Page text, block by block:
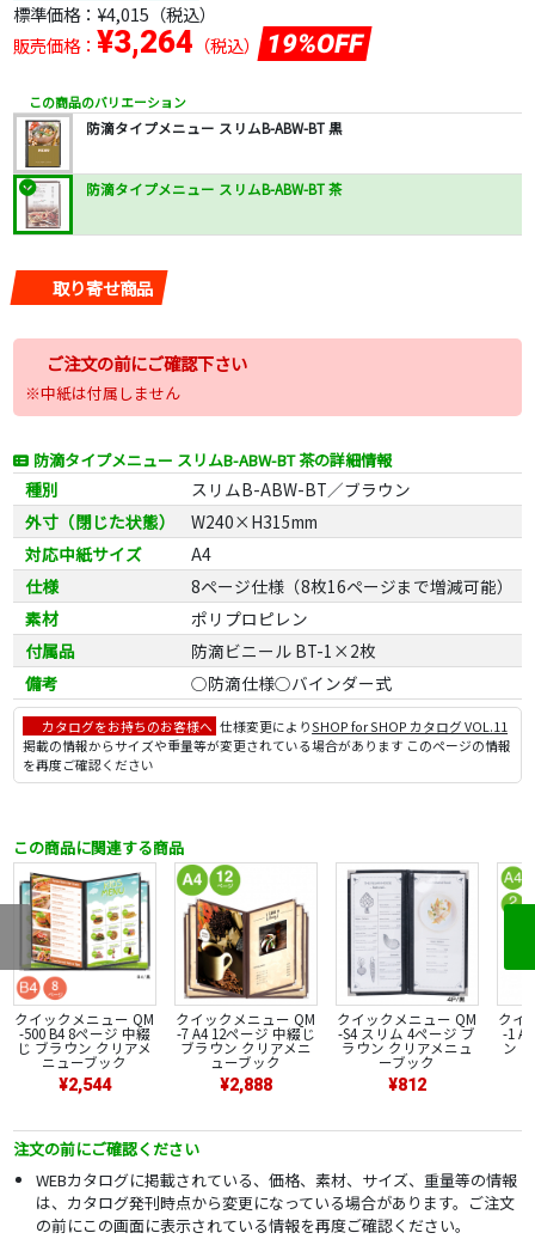
標準価格： ¥4,015 （税込）
販売価格： ¥3,264 （税込） 19%OFF
この商品のバリエーション
防滴タイプメニュー スリムB-ABW-BT 黒
防滴タイプメニュー スリムB-ABW-BT 茶
取り寄せ商品
ご注文の前にご確認下さい
※中紙は付属しません
防滴タイプメニュー スリムB-ABW-BT 茶の詳細情報
種別
スリムB-ABW-BT／ブラウン
外寸（閉じた状態）
W240×H315mm
対応中紙サイズ
A4
仕様
8ページ仕様（8枚16ページまで増減可能）
素材
ポリプロピレン
付属品
防滴ビニール BT-1×2枚
備考
○防滴仕様○バインダー式
カタログをお持ちのお客様へ 仕様変更によりSHOP for SHOP カタログ VOL.11
掲載の情報からサイズや重量等が変更されている場合があります このページの情報
を再度ご確認ください
この商品に関連する商品
クイックメニュー QM
-500 B4 8ページ 中綴
じ ブラウン クリアメ
ニューブック
¥2,544
クイックメニュー QM
-7 A4 12ページ 中綴じ
ブラウン クリアメニ
ューブック
¥2,888
クイックメニュー QM
-S4 スリム 4ページ ブ
ラウン クリアメニュ
ーブック
¥812
クイ
-1
ン
注文の前にご確認ください
WEBカタログに掲載されている、価格、素材、サイズ、重量等の情報
は、カタログ発刊時点から変更になっている場合があります。ご注文
の前にこの画面に表示されている情報を再度ご確認ください。